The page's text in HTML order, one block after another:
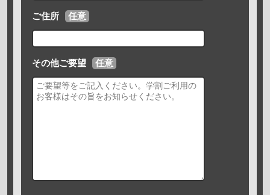
ご住所 任意
その他ご要望 任意